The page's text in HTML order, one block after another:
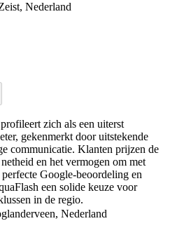
Nederland
zich als een uiterst
gekenmerkt door uitstekende
communicatie. Klanten prijzen de
en het vermogen om met
Google-beoordeling en
een solide keuze voor
in de regio.
Nederland